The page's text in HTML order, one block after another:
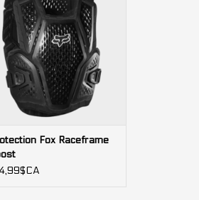
Fox Raceframe